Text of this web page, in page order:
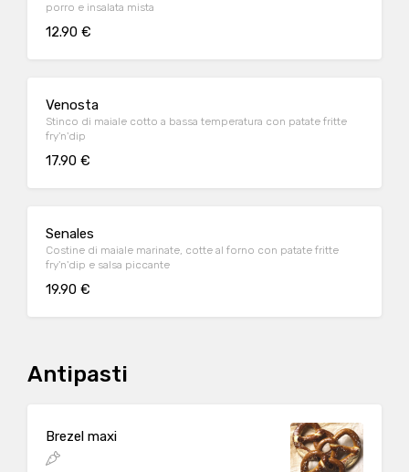
porro e insalata mista
12.90 €
Venosta
Stinco di maiale cotto a bassa temperatura con patate fritte
fry'n'dip
17.90 €
Senales
Costine di maiale marinate, cotte al forno con patate fritte
fry'n'dip e salsa piccante
19.90 €
Antipasti
Brezel maxi